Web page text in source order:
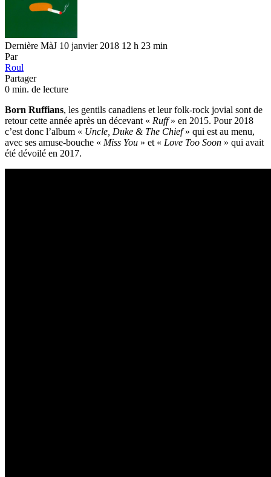
Dernière MàJ 10 janvier 2018 12 h 23 min
Par
Roul
Partager
0 min. de lecture
Born Ruffians, les gentils canadiens et leur folk-rock jovial sont de
retour cette année après un décevant « Ruff» en 2015. Pour 2018
c’est donc l’album « Uncle, Duke & The Chief» qui est au menu,
avec ses amuse-bouche « Miss You » et « Love Too Soon » qui avait
été dévoilé en 2017.